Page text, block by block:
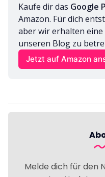
Kaufe dir das Google
Amazon. Für dich
aber wir erhalten
unseren Blog zu
Jetzt auf Amazon
Melde dich für den